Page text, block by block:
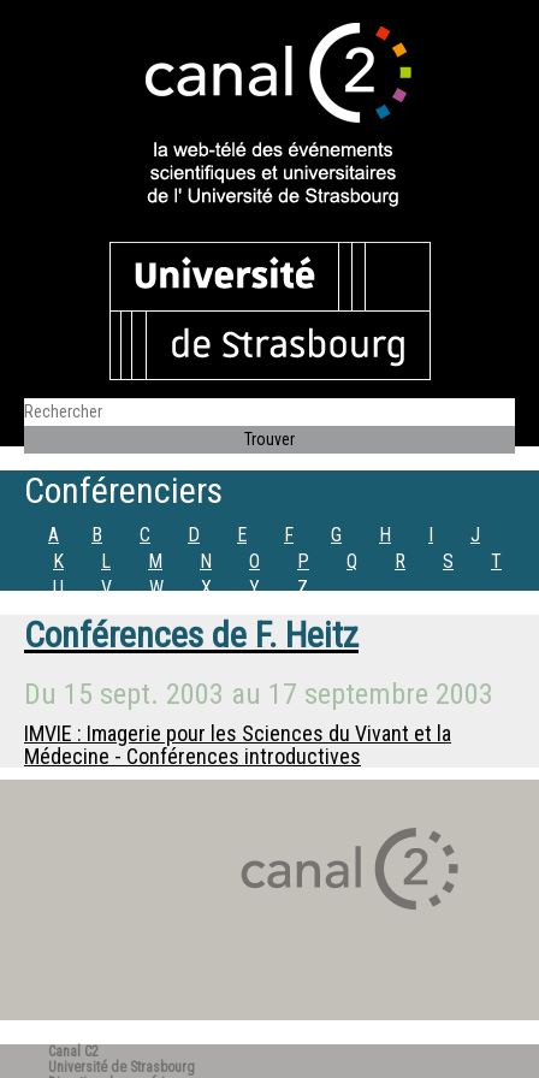
Conférenciers
A B C D E F G H I
J
K
L M N O P Q R S
T
U
V W X Y Z
Conférences de F. Heitz
Du 15 sept. 2003 au 17 septembre 2003
IMVIE : Imagerie pour les Sciences du Vivant et la
Médecine - Conférences introductives
Canal C2
Université de Strasbourg